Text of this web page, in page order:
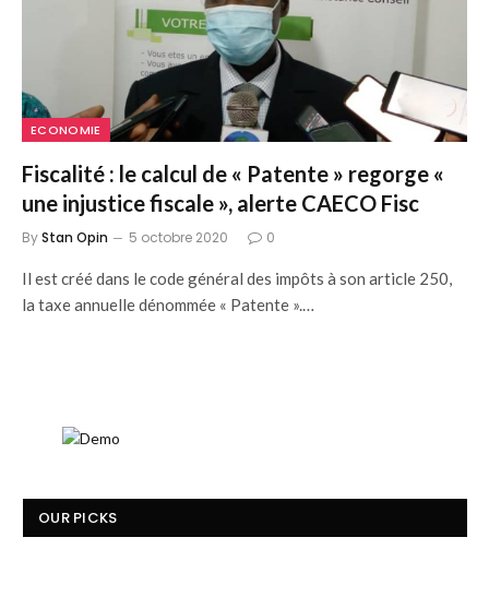
ECONOMIE
Fiscalité : le calcul de « Patente » regorge «
une injustice fiscale », alerte CAECO Fisc
ByStan Opin 5 octobre 2020 0
Il est créé dans le code général des impôts à son article 250,
la taxe annuelle dénommée « Patente ».…
OUR PICKS